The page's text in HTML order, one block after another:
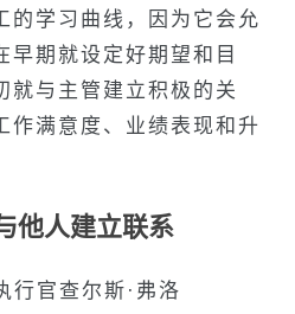
的学习曲线，因为它会允
早期就设定好期望和目
就与主管建立积极的关
作满意度、业绩表现和升
他人建立联系
行官查尔斯·弗洛